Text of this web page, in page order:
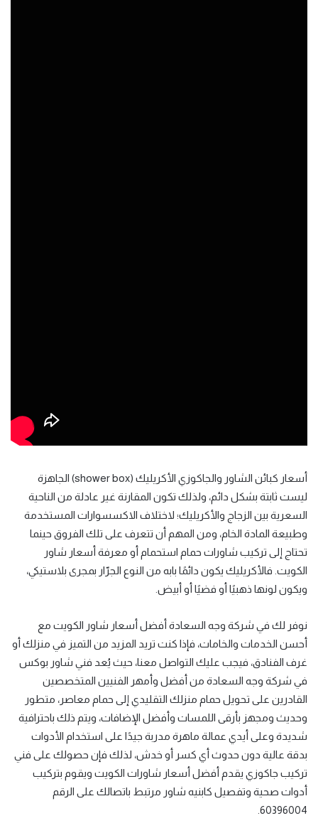
أسعار كبائن الشاور والجاكوزي الأكريليك (shower box) الجاهزة
ليست ثابتة بشكل دائم، ولذلك تكون المقارنة غير عادلة من الناحية
السعرية بين الزجاج والأكريليك؛ لاختلاف الاكسسوارات المستخدمة
وطبيعة المادة الخام، ومن المهم أن تتعرف على تلك الفروق حينما
تحتاج إلى تركيب شاورات حمام استحمام أو معرفة أسعار شاور
الكويت. فالأكريليك يكون دائمًا بابه من النوع الجرّار بمجرى بلاستيكي،
ويكون لونها ذهبيًا أو فضيًا أو أبيض.
نوفر لك في شركة وجه السعادة أفضل أسعار شاور الكويت مع
أحسن الخدمات والخامات، فإذا كنت تريد المزيد من التميز في منزلك أو
غرف الفنادق، فيجب عليك التواصل معنا، حيث يُعد فني شاور بوكس
في شركة وجه السعادة من أفضل وأمهر الفنيين المتخصصين
القادرين على تحويل حمام منزلك التقليدي إلى حمام معاصر، متطور
وحديث ومجهز بأرقى اللمسات وأفضل الإضافات، ويتم ذلك باحترافية
شديدة وعلى أيدي عمالة ماهرة مدربة جيدًا على استخدام الأدوات
بدقة عالية دون حدوث أي كسر أو خدش، لذلك فإن حصولك على فني
تركيب جاكوزي يقدم أفضل أسعار شاورات الكويت ويقوم بتركيب
أدوات صحية وتفصيل كابنيه شاور مرتبط باتصالك على الرقم
60396004.